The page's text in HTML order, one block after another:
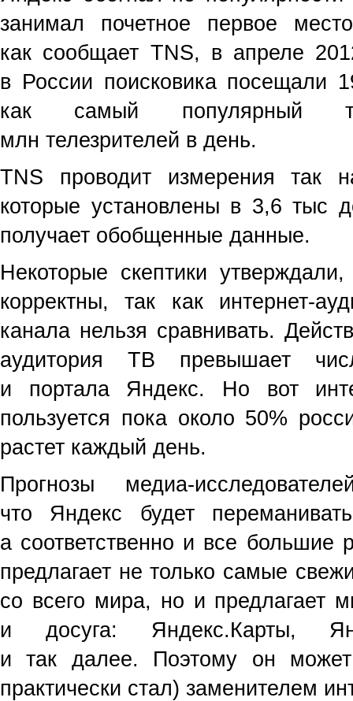
занимал почетное первое
как сообщает TNS, в апреле
в России поисковика посещали
как самый популярный
млн телезрителей в день.
TNS проводит измерения так
которые установлены в 3,6 тыс
получает обобщенные данные.
Некоторые скептики
корректны, так как интернет-
канала нельзя сравнивать.
аудитория ТВ превышает
и портала Яндекс. Но вот
пользуется пока около 50%
растет каждый день.
Прогнозы медиа-
что Яндекс будет
а соответственно и все
предлагает не только самые
со всего мира, но и предлагает
и досуга: Яндекс.Карты,
и так далее. Поэтому он может
практически стал) заменителем